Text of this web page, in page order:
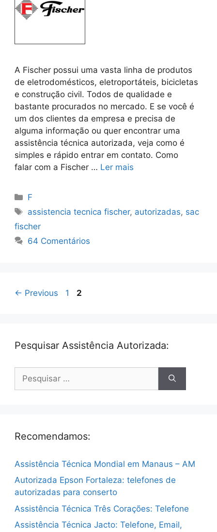
A Fischer possui uma vasta linha de produtos
de eletrodomésticos, eletroportáteis, bicicletas
e construção civil. Todos de qualidade e
bastante procurados no mercado. E se você é
um dos clientes da empresa e precisa de
alguma informação ou quer encontrar uma
assistência técnica autorizada, veja como é
simples e rápido entrar em contato. Como
falar com a Fischer … Ler mais
Categorias
F
Tags
assistencia tecnica fischer, autorizadas, sac
fischer
64 Comentários
← Previous Page
1 Page
2
Pesquisar Assistência Autorizada:
por:
Recomendamos:
Assistência Técnica Mondial em Manaus – AM
Autorizada Epson Fortaleza: telefones de
autorizadas para conserto
Assistência Técnica Três Corações: Telefone
Assistência Técnica Jacto: Telefone, Email,